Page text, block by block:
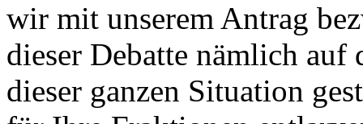
wir mit unserem Antrag
dieser Debatte nämlich auf
dieser ganzen Situation